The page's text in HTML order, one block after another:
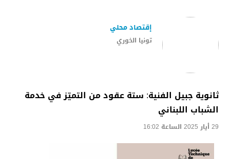
تونيا الخوري
إقتصاد محلي
ثانوية جبيل الفنية: ستة عقود من التميّز في خدمة
الشباب اللبناني
29 أيار 2025 الساعة 16:02